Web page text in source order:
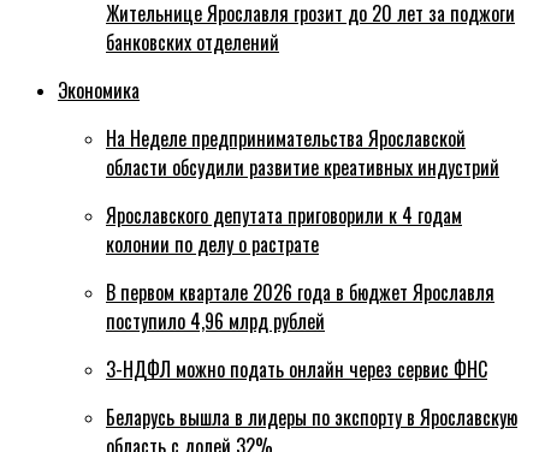
Жительнице Ярославля грозит до 20 лет за поджоги
банковских отделений
Экономика
На Неделе предпринимательства Ярославской
области обсудили развитие креативных индустрий
Ярославского депутата приговорили к 4 годам
колонии по делу о растрате
В первом квартале 2026 года в бюджет Ярославля
поступило 4,96 млрд рублей
3-НДФЛ можно подать онлайн через сервис ФНС
Беларусь вышла в лидеры по экспорту в Ярославскую